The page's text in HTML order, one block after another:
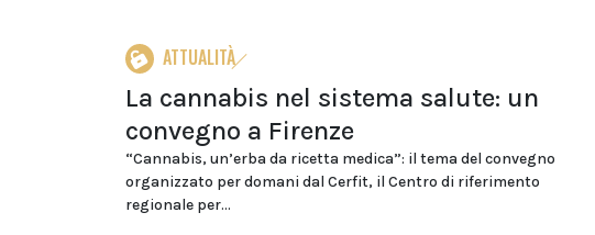
ATTUALITÀ
La cannabis nel sistema salute: un
convegno a Firenze
“Cannabis, un’erba da ricetta medica”: il tema del convegno
organizzato per domani dal Cerfit, il Centro di riferimento
regionale per...